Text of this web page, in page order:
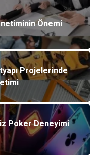
Önemi
Projelerinde
Poker Deneyimi